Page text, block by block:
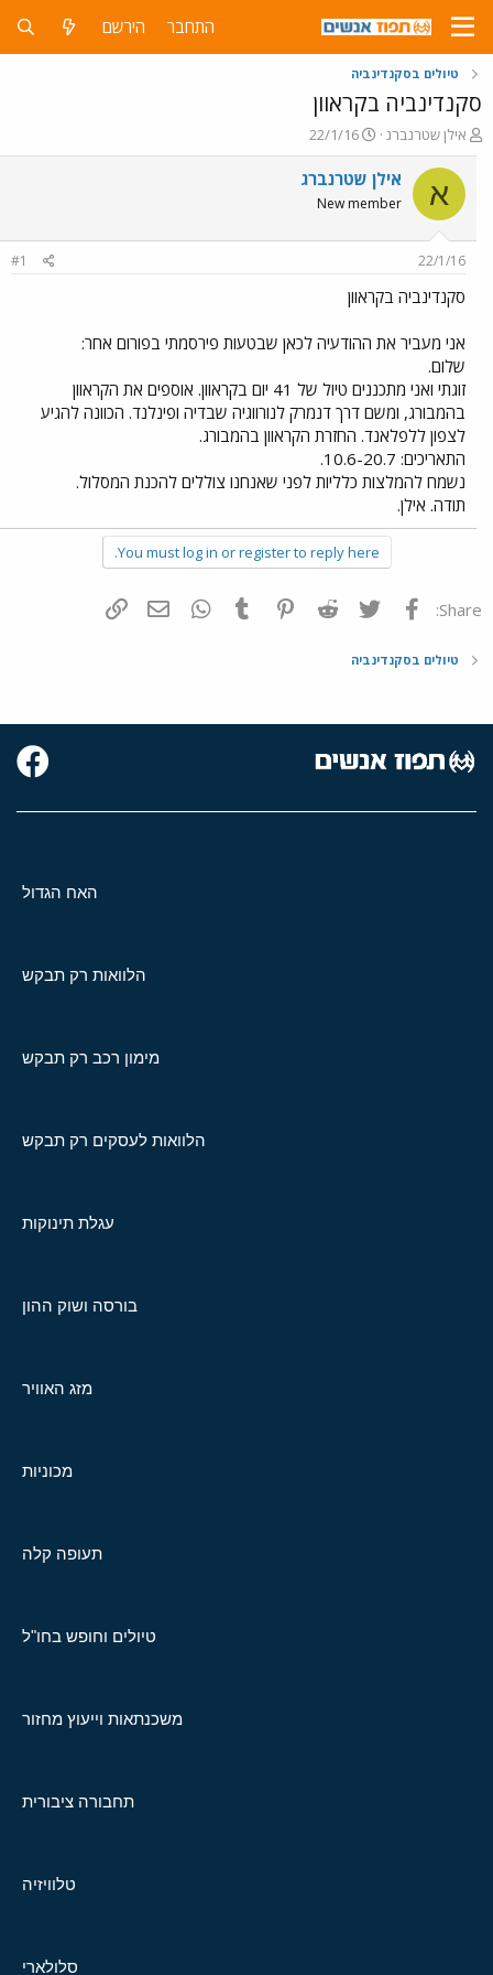
התחבר הירשם
טיולים בסקנדינביה
סקנדינביה בקראוון
פ
ו
ת
ח
ה
ו
ש
א
אילן שטרנברג
פ
ו
ר
ם
ר
22/1/16
א אילן שטרנברג
New member
22/1/16
#1
סקנדינביה בקראוון
אני מעביר את ההודעיה לכאן שבטעות פירסמתי בפורום אחר:
שלום.
זוגתי ואני מתכננים טיול של 41 יום בקראוון. אוספים את הקראוון
בהמבורג, ומשם דרך דנמרק לנורווגיה שבדיה ופינלנד. הכוונה להגיע
לצפון ללפלאנד. החזרת הקראוון בהמבורג.
התאריכים: 10.6-20.7.
נשמח להמלצות כלליות לפני שאנחנו צוללים להכנת המסלול.
תודה. אילן.
You must log in or register to reply here.
Share: פייסבוק Twitter
Reddit
Pinterest
Tumblr
WhatsAppדואר אלקטרוני
טיולים בסקנדינביה
האח הגדול
הלוואות רק תבקש
מימון רכב רק תבקש
הלוואות לעסקים רק תבקש
עגלת תינוקות
בורסה ושוק ההון
מזג האוויר
מכוניות
תעופה קלה
טיולים וחופש בחו"ל
משכנתאות וייעוץ מחזור
תחבורה ציבורית
טלוויזיה
סלולארי